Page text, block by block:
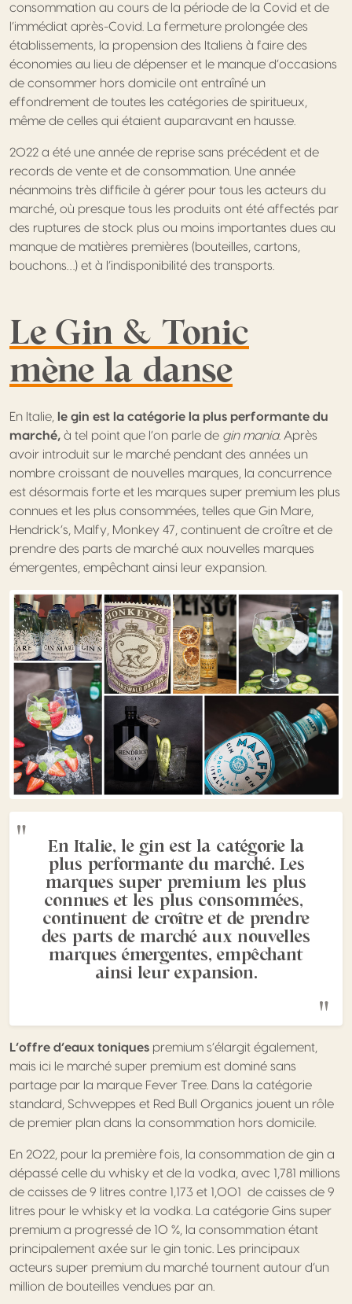
consommation au cours de la période de la Covid et de
l’immédiat après-Covid. La fermeture prolongée des
établissements, la propension des Italiens à faire des
économies au lieu de dépenser et le manque d’occasions
de consommer hors domicile ont entraîné un
effondrement de toutes les catégories de spiritueux,
même de celles qui étaient auparavant en hausse.
2022 a été une année de reprise sans précédent et de
records de vente et de consommation. Une année
néanmoins très difficile à gérer pour tous les acteurs du
marché, où presque tous les produits ont été affectés par
des ruptures de stock plus ou moins importantes dues au
manque de matières premières (bouteilles, cartons,
bouchons…) et à l’indisponibilité des transports.
Le Gin & Tonic
mène la danse
En Italie, le gin est la catégorie la plus performante du
marché, à tel point que l’on parle de gin mania. Après
avoir introduit sur le marché pendant des années un
nombre croissant de nouvelles marques, la concurrence
est désormais forte et les marques super premium les plus
connues et les plus consommées, telles que Gin Mare,
Hendrick’s, Malfy, Monkey 47, continuent de croître et de
prendre des parts de marché aux nouvelles marques
émergentes, empêchant ainsi leur expansion.
En Italie, le gin est la catégorie la
plus performante du marché. Les
marques super premium les plus
connues et les plus consommées,
continuent de croître et de prendre
des parts de marché aux nouvelles
marques émergentes, empêchant
ainsi leur expansion.
L’offre d’eaux toniques premium s’élargit également,
mais ici le marché super premium est dominé sans
partage par la marque Fever Tree. Dans la catégorie
standard, Schweppes et Red Bull Organics jouent un rôle
de premier plan dans la consommation hors domicile.
En 2022, pour la première fois, la consommation de gin a
dépassé celle du whisky et de la vodka, avec 1,781 millions
de caisses de 9 litres contre 1,173 et 1,001 de caisses de 9
litres pour le whisky et la vodka. La catégorie Gins super
premium a progressé de 10 %, la consommation étant
principalement axée sur le gin tonic. Les principaux
acteurs super premium du marché tournent autour d’un
million de bouteilles vendues par an.